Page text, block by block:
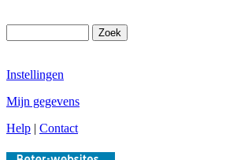
Instellingen
Mijn gegevens
Help | Contact